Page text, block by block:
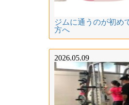
ジムに通うのが初め
方へ
2026.05.09